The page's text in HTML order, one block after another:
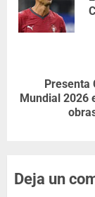
Presenta
Mundial 2026
Deja un